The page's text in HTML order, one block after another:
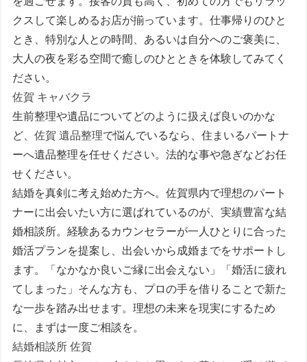
クスして楽しめるお店が揃っています。仕事帰りのひと
とき、特別な人との時間、あるいは自分へのご褒美に、
大人の夜を彩る空間で癒しのひとときを体験してみてく
ださい。
佐賀 キャバクラ
生前整理や遺品についてどのように扱えば良いのかな
ど、佐賀 遺品整理で悩んでいるなら、住まいるパートナ
ーへ遺品整理を任せください。法的な事や急ぎなどお任
せください。
結婚を真剣に考え始めた方へ。佐賀県内で理想のパート
ナーに出会いたい方に選ばれているのが、実績豊富な結
婚相談所。経験あるカウンセラーが一人ひとりに合った
婚活プランを提案し、出会いから成婚までをサポートし
ます。「なかなか良いご縁に出会えない」「婚活に疲れ
てしまった」そんな方も、プロの手を借りることで新た
な一歩を踏み出せます。理想の未来を現実にするため
に、まずは一度ご相談を。
結婚相談所 佐賀